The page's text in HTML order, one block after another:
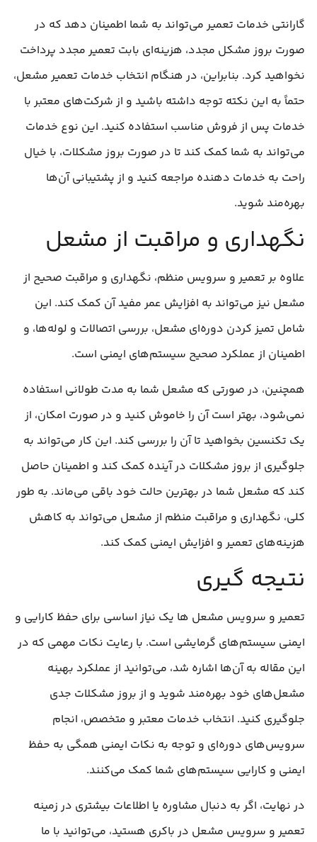
گارانتی خدمات تعمیر می‌تواند به شما اطمینان دهد که در
صورت بروز مشکل مجدد، هزینه‌ای بابت تعمیر مجدد پرداخت
نخواهید کرد. بنابراین، در هنگام انتخاب خدمات تعمیر مشعل،
حتماً به این نکته توجه داشته باشید و از شرکت‌های معتبر با
خدمات پس از فروش مناسب استفاده کنید. این نوع خدمات
می‌تواند به شما کمک کند تا در صورت بروز مشکلات، با خیال
راحت به خدمات دهنده مراجعه کنید و از پشتیبانی آن‌ها
بهره‌مند شوید.
نگهداری و مراقبت از مشعل
علاوه بر تعمیر و سرویس منظم، نگهداری و مراقبت صحیح از
مشعل نیز می‌تواند به افزایش عمر مفید آن کمک کند. این
شامل تمیز کردن دوره‌ای مشعل، بررسی اتصالات و لوله‌ها، و
اطمینان از عملکرد صحیح سیستم‌های ایمنی است.
همچنین، در صورتی که مشعل شما به مدت طولانی استفاده
نمی‌شود، بهتر است آن را خاموش کنید و در صورت امکان، از
یک تکنسین بخواهید تا آن را بررسی کند. این کار می‌تواند به
جلوگیری از بروز مشکلات در آینده کمک کند و اطمینان حاصل
کند که مشعل شما در بهترین حالت خود باقی می‌ماند. به طور
کلی، نگهداری و مراقبت منظم از مشعل می‌تواند به کاهش
هزینه‌های تعمیر و افزایش ایمنی کمک کند.
نتیجه‌ گیری
تعمیر و سرویس مشعل‌ ها یک نیاز اساسی برای حفظ کارایی و
ایمنی سیستم‌های گرمایشی است. با رعایت نکات مهمی که در
این مقاله به آن‌ها اشاره شد، می‌توانید از عملکرد بهینه
مشعل‌های خود بهره‌مند شوید و از بروز مشکلات جدی
جلوگیری کنید. انتخاب خدمات معتبر و متخصص، انجام
سرویس‌های دوره‌ای و توجه به نکات ایمنی همگی به حفظ
ایمنی و کارایی سیستم‌های شما کمک می‌کنند.
در نهایت، اگر به دنبال مشاوره یا اطلاعات بیشتری در زمینه
تعمیر و سرویس مشعل در باکری هستید، می‌توانید با ما